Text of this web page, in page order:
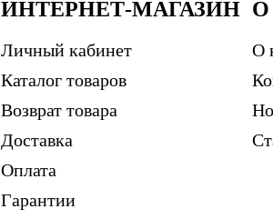
ИНТЕРНЕТ-МАГАЗИН
Личный кабинет
Каталог товаров
Возврат товара
Доставка
Оплата
Гарантии
О
О